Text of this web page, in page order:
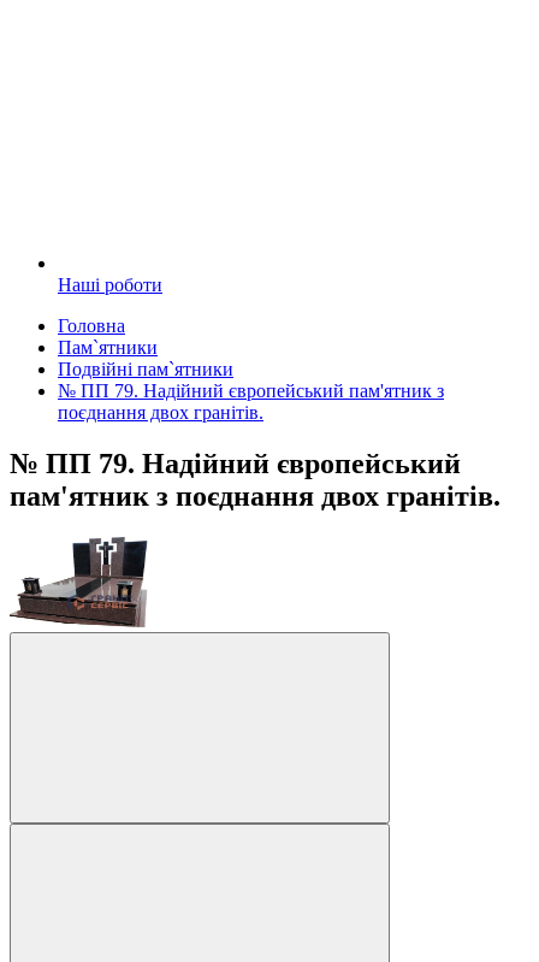
Наші роботи
Головна
Пам`ятники
Подвійні пам`ятники
№ ПП 79. Надійний європейський пам'ятник з
поєднання двох гранітів.
№ ПП 79. Надійний європейський
пам'ятник з поєднання двох гранітів.